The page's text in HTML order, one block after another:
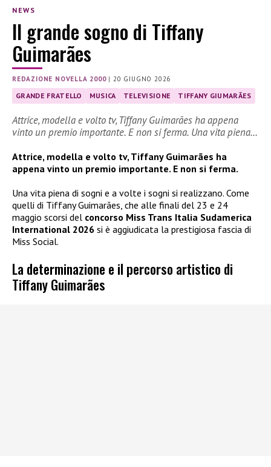
NEWS
Il grande sogno di Tiffany
Guimarães
REDAZIONE NOVELLA 2000| 20 GIUGNO 2026
GRANDE FRATELLO MUSICA TELEVISIONE TIFFANY GIUMARÃES
Attrice, modella e volto tv, Tiffany Guimarães ha appena
vinto un premio importante. E non si ferma. Una vita piena…
Attrice, modella e volto tv, Tiffany Guimarães ha
appena vinto un premio importante. E non si ferma.
Una vita piena di sogni e a volte i sogni si realizzano. Come
quelli di Tiffany Guimarães, che alle finali del 23 e 24
maggio scorsi del concorso Miss Trans Italia Sudamerica
International 2026 si è aggiudicata la prestigiosa fascia di
Miss Social.
La determinazione e il percorso artistico di
Tiffany Guimarães